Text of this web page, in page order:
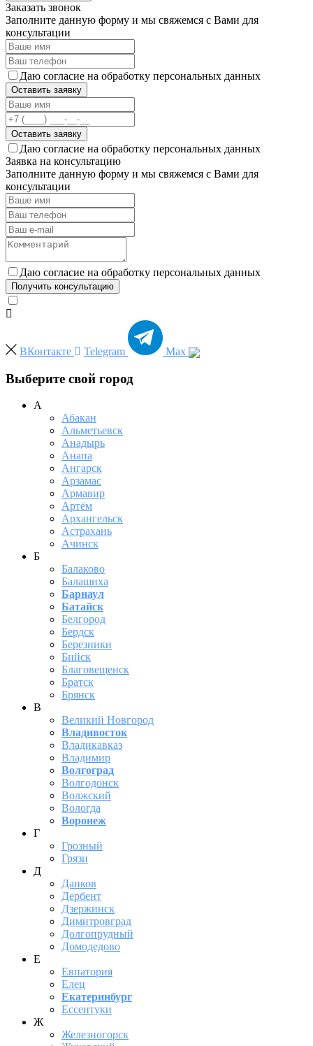
Заказать звонок
Заполните данную форму и мы свяжемся с Вами для
консультации
Даю согласие на обработку персональных данных
Оставить заявку
Оставить заявку
Даю согласие на обработку персональных данных
Заявка на консультацию
Заполните данную форму и мы свяжемся с Вами для
консультации
Даю согласие на обработку персональных данных
Получить консультацию
ВКонтакте Telegram Max
Выберите свой город
А
Абакан
Альметьевск
Анадырь
Анапа
Ангарск
Арзамас
Армавир
Артём
Архангельск
Астрахань
Ачинск
Б
Балаково
Балашиха
Барнаул
Батайск
Белгород
Бердск
Березники
Бийск
Благовещенск
Братск
Брянск
В
Великий Новгород
Владивосток
Владикавказ
Владимир
Волгоград
Волгодонск
Волжский
Вологда
Воронеж
Г
Грозный
Грязи
Д
Данков
Дербент
Дзержинск
Димитровград
Долгопрудный
Домодедово
Е
Евпатория
Елец
Екатеринбург
Ессентуки
Ж
Железногорск